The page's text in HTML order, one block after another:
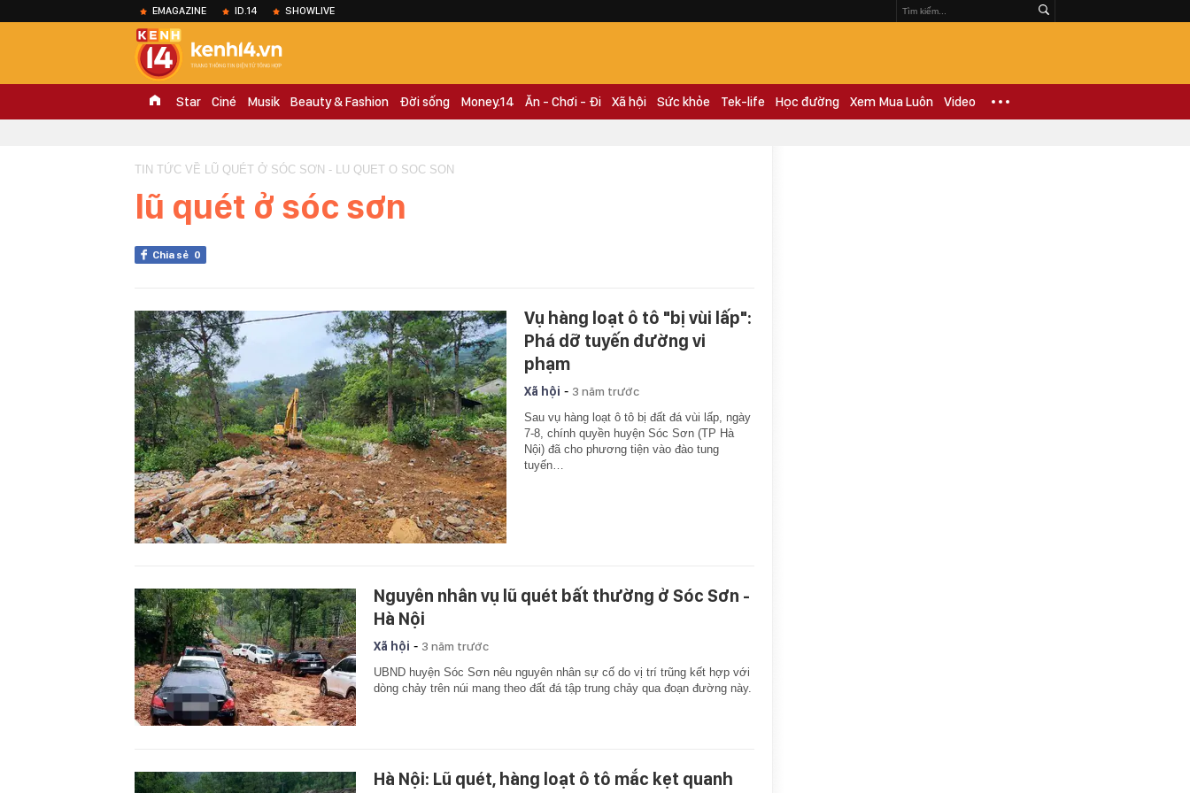
EMAGAZINE ID.14 SHOWLIVE
Star Ciné Musik Beauty & Fashion Đời sống Money.14 Ăn - Chơi - Đi Xã hội Sức khỏe Tek-life Học đường Xem Mua Luôn Video
TIN TỨC VỀ LŨ QUÉT Ở SÓC SƠN - LU QUET O SOC SON
lũ quét ở sóc sơn
Chia sẻ 0
Vụ hàng loạt ô tô "bị vùi lấp":
Phá dỡ tuyến đường vi
phạm
Xã hội - 3 năm trước
Sau vụ hàng loạt ô tô bị đất đá vùi lấp, ngày
7-8, chính quyền huyện Sóc Sơn (TP Hà
Nội) đã cho phương tiện vào đào tung
tuyến…
Nguyên nhân vụ lũ quét bất thường ở Sóc Sơn -
Hà Nội
Xã hội - 3 năm trước
UBND huyện Sóc Sơn nêu nguyên nhân sự cố do vị trí trũng kết hợp với
dòng chảy trên núi mang theo đất đá tập trung chảy qua đoạn đường này.
Hà Nội: Lũ quét, hàng loạt ô tô mắc kẹt quanh